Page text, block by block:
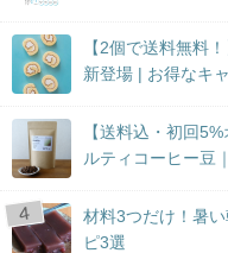
【2個で送料無料
新登場 | お得なキ
【送料込・初回
ルティコーヒー豆
材料3つだけ！暑
ピ3選